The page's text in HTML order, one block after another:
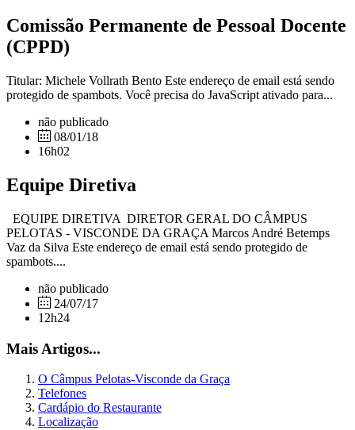
Comissão Permanente de Pessoal Docente
(CPPD)
Titular: Michele Vollrath Bento Este endereço de email está sendo
protegido de spambots. Você precisa do JavaScript ativado para...
não publicado
08/01/18
16h02
Equipe Diretiva
EQUIPE DIRETIVA DIRETOR GERAL DO CÂMPUS
PELOTAS - VISCONDE DA GRAÇA Marcos André Betemps
Vaz da Silva Este endereço de email está sendo protegido de
spambots....
não publicado
24/07/17
12h24
Mais Artigos...
O Câmpus Pelotas-Visconde da Graça
Telefones
Cardápio do Restaurante
Localização